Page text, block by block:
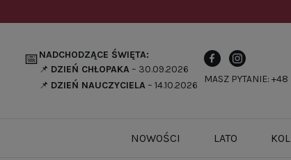
📅NADCHODZĄCE ŚWIĘTA:
📌 DZIEŃ CHŁOPAKA– 30.09.2026
📌 DZIEŃ NAUCZYCIELA– 14.10.2026
MASZ PYTANIE:
NOWOŚCI LATO